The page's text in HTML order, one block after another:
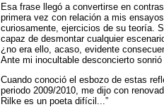
Esa frase llegó a convertirse en
primera vez con relación a mis
curiosamente, ejercicios de su teoría.
capaz de desmontar cualquier
¿no era ello, acaso, evidente
Ante mi inocultable desconcierto
Cuando conoció el esbozo de estas
periodo 2009/2010, me dijo con
Rilke es un poeta difícil...”